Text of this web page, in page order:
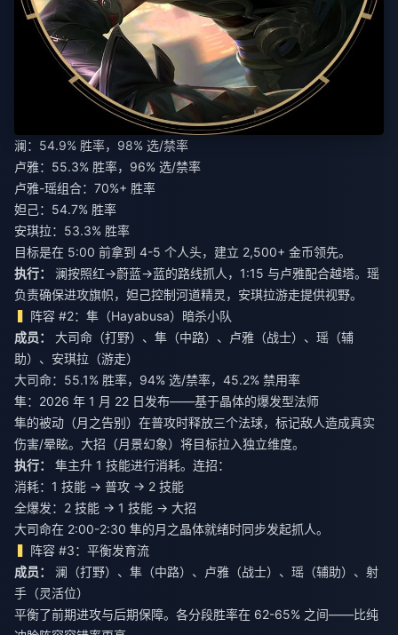
澜：54.9% 胜率，98% 选/禁率
卢雅：55.3% 胜率，96% 选/禁率
卢雅-瑶组合：70%+ 胜率
妲己：54.7% 胜率
安琪拉：53.3% 胜率
目标是在 5:00 前拿到 4-5 个人头，建立 2,500+ 金币领先。
执行：
澜按照红→蔚蓝→蓝的路线抓人，1:15 与卢雅配合越塔。瑶
负责确保进攻旗帜，妲己控制河道精灵，安琪拉游走提供视野。
阵容 #2：隼（Hayabusa）暗杀小队
成员：
大司命（打野）、隼（中路）、卢雅（战士）、瑶（辅
助）、安琪拉（游走）
大司命：55.1% 胜率，94% 选/禁率，45.2% 禁用率
隼：2026 年 1 月 22 日发布——基于晶体的爆发型法师
隼的被动（月之告别）在普攻时释放三个法球，标记敌人造成真实
伤害/晕眩。大招（月景幻象）将目标拉入独立维度。
执行：
隼主升 1 技能进行消耗。连招：
消耗：1 技能 → 普攻 → 2 技能
全爆发：2 技能 → 1 技能 → 大招
大司命在 2:00-2:30 隼的月之晶体就绪时同步发起抓人。
阵容 #3：平衡发育流
成员：
澜（打野）、隼（中路）、卢雅（战士）、瑶（辅助）、射
手（灵活位）
平衡了前期进攻与后期保障。各分段胜率在 62-65% 之间——比纯